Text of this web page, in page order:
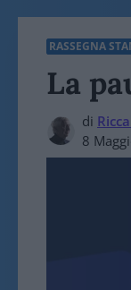
RASSEGNA
La
di
8